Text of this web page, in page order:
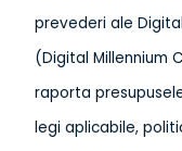
prevederi ale
(Digital Millennium
raporta
legi aplicabile,